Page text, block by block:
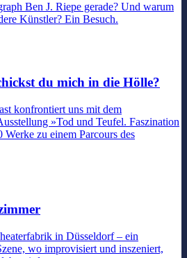
Ben J. Riepe gerade? Und warum
Künstler? Ein Besuch.
du mich in die Hölle?
konfrontiert uns mit dem
»Tod und Teufel. Faszination
zu einem Parcours des
in Düsseldorf – ein
wo improvisiert und inszeniert,